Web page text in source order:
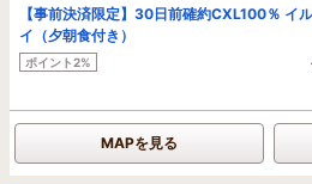
【事前決済限定】30日前確約CXL100％ イ
イ（夕朝食付き）
ポイント2%
MAPを見る